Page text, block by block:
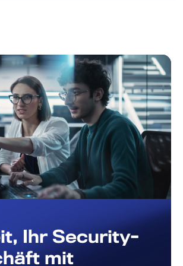
Ihr Security-
mit